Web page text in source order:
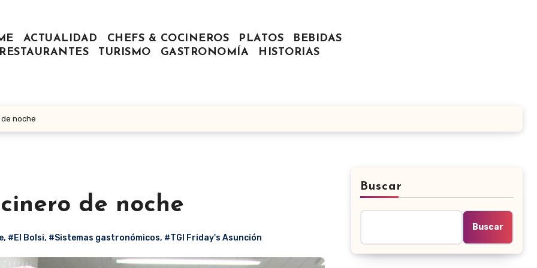
ACTUALIDAD CHEFS & COCINEROS PLATOS
BEBIDAS
RESTAURANTES
TURISMO GASTRONOMÍA HISTORIAS
noche
de noche
, #El Bolsi, #Sistemas gastronómicos, #TGI Friday's Asunción
Buscar
Buscar